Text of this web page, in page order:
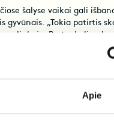
Apie
šalyse vaikai gali
gyvūnais. „Tokia patirtis
aplinkoje. Be to, keliaudami
kurie atrodo kitaip ar
smalsumą ir norą
jie tampa drąsesni,